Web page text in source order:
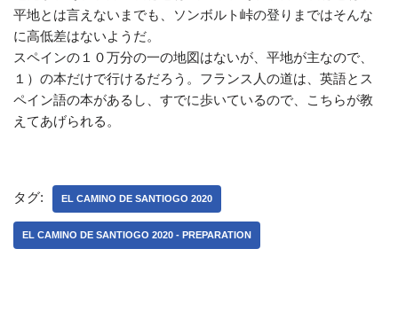
平地とは言えないまでも、ソンボルト峠の登りまではそんな
に高低差はないようだ。
スペインの１０万分の一の地図はないが、平地が主なので、
１）の本だけで行けるだろう。フランス人の道は、英語とス
ペイン語の本があるし、すでに歩いているので、こちらが教
えてあげられる。
タグ: EL CAMINO DE SANTIOGO 2020
EL CAMINO DE SANTIOGO 2020 - PREPARATION